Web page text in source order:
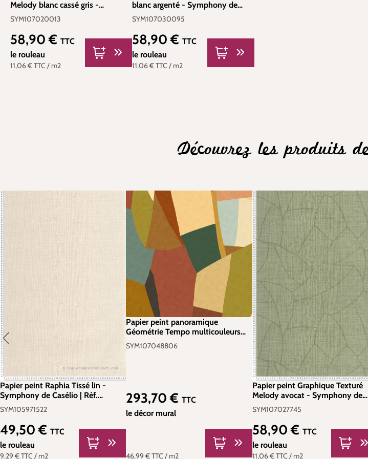
Melody blanc cassé gris -
Symphony de Casélio | Réf.
SYM107020013
SYM107020013
11,06 €TTC / m2
Prix régulier :
58,90 € TTC
le rouleau
blanc argenté - Symphony de
Casélio | Réf. SYM107030095
SYM107030095
11,06 €TTC/ m2
Prix régulier :
58,90 €TTC
le rouleau
Découvrez les produits
Papier peint Raphia Tissé lin -
Symphony de Casélio | Réf.
SYM105971522
SYM105971522
9,29 €TTC / m2
Prix régulier :
49,50 € TTC
le rouleau
Papier peint panoramique
Géométrie Tempo multicouleurs
250X250 - Symphony de Casélio |
Réf. SYM107048806
SYM107048806
46,99 €TTC/ m2
Prix régulier :
293,70 €TTC
le décor mural
Papier peint Graphique Texturé
Melody avocat - Symphony de
Casélio | Réf. SYM107027745
SYM107027745
11,06 €TTC / m2
Prix régulier :
58,90 € TTC
le rouleau